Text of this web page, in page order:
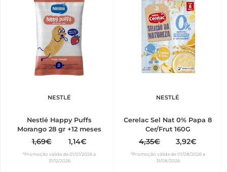
NESTLÉ
Nestlé Happy Puffs
Morango 28 gr +12 meses
1,69€ 1,14€
*Promoção válida de 01/01/2026 a
31/12/2026
NESTLÉ
Cerelac Sel Nat 0% Papa 8
Cer/Frut 160G
4,35€ 3,92€
*Promoção válida de 01/08/2026 a
31/08/2026